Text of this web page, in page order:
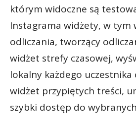
którym widoczne są
Instagrama widżety, w tym
odliczania, tworzący
widżet strefy czasowej,
lokalny każdego uczestnika
widżet przypiętych treści,
szybki dostęp do